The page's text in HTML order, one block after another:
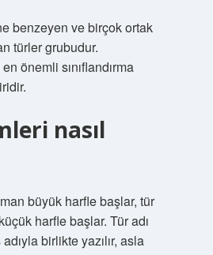
benzeyen ve birçok ortak
türler grubudur.
önemli sınıflandırma
nasıl
büyük harfle başlar, tür
harfle başlar. Tür adı
birlikte yazılır, asla